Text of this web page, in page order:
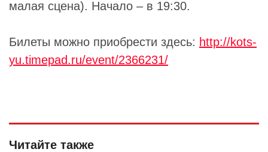
малая сцена). Начало – в 19:30.
Билеты можно приобрести здесь: http://kots-
yu.timepad.ru/event/2366231/
Читайте также